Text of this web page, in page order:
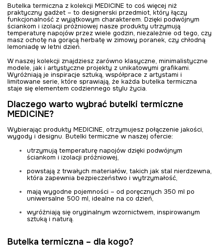
Butelka termiczna z kolekcji MEDICINE to coś więcej niż
praktyczny gadżet – to designerski przedmiot, który łączy
funkcjonalność z wyjątkowym charakterem. Dzięki podwójnym
ściankom i izolacji próżniowej nasze produkty utrzymują
temperaturę napojów przez wiele godzin, niezależnie od tego, czy
masz ochotę na gorącą herbatę w zimowy poranek, czy chłodną
lemoniadę w letni dzień.
W naszej kolekcji znajdziesz zarówno klasyczne, minimalistyczne
modele, jak i artystyczne projekty z unikatowymi grafikami.
Wyróżniają je inspiracje sztuką, współprace z artystami i
limitowane serie, które sprawiają, że każda butelka termiczna
staje się elementem codziennego stylu życia.
Dlaczego warto wybrać butelki termiczne
MEDICINE?
Wybierając produkty MEDICINE, otrzymujesz połączenie jakości,
wygody i designu. Butelki termiczne w naszej ofercie:
utrzymują temperaturę napojów dzięki podwójnym
ściankom i izolacji próżniowej,
powstają z trwałych materiałów, takich jak stal nierdzewna,
która zapewnia bezpieczeństwo i wytrzymałość,
mają wygodne pojemności – od poręcznych 350 ml po
uniwersalne 500 ml, idealne na co dzień,
wyróżniają się oryginalnym wzornictwem, inspirowanym
sztuką i naturą.
Butelka termiczna – dla kogo?